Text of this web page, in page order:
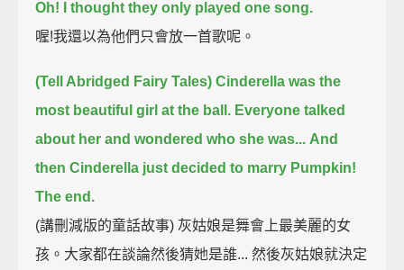
Oh! I thought they only played one song.
喔!我還以為他們只會放一首歌呢。
(Tell Abridged Fairy Tales) Cinderella was the
most beautiful girl at the ball. Everyone talked
about her and wondered who she was... And
then Cinderella just decided to marry Pumpkin!
The end.
(講刪減版的童話故事) 灰姑娘是舞會上最美麗的女
孩。大家都在談論然後猜她是誰... 然後灰姑娘就決定